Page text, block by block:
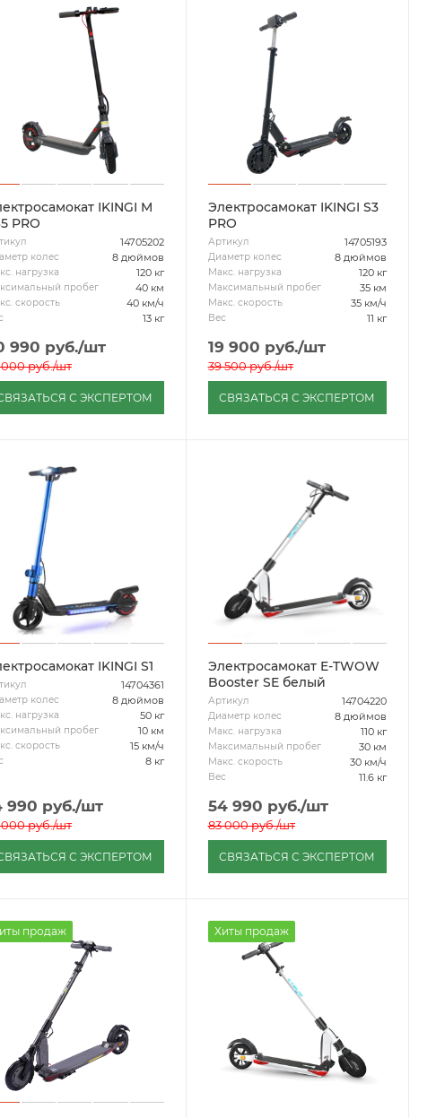
IKINGI M
PRO
14705202
колес 8 дюймов
нагрузка 120 кг
пробег 40 км
скорость 40 км/ч
13 кг
990 руб./шт
000руб./шт
С ЭКСПЕРТОМ
Электросамокат IKINGI S3
PRO
Артикул 14705193
Диаметр колес 8 дюймов
Макс. нагрузка 120 кг
Максимальный пробег 35 км
Макс. скорость 35 км/ч
Вес 11 кг
19 900 руб./шт
39 500руб./шт
СВЯЗАТЬСЯ С ЭКСПЕРТОМ
IKINGI S1
14704361
колес 8 дюймов
нагрузка 50 кг
пробег 10 км
скорость 15 км/ч
8 кг
990 руб./шт
000руб./шт
С ЭКСПЕРТОМ
Электросамокат E-TWOW
Booster SE белый
Артикул 14704220
Диаметр колес 8 дюймов
Макс. нагрузка 110 кг
Максимальный пробег 30 км
Макс. скорость 30 км/ч
Вес 11.6 кг
54 990 руб./шт
83 000руб./шт
СВЯЗАТЬСЯ С ЭКСПЕРТОМ
продаж Хиты продаж